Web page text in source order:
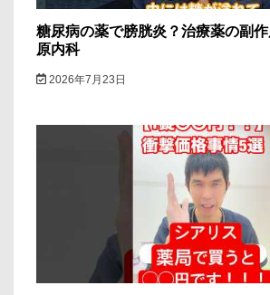
糖尿病の薬で膀胱炎？治療薬の副
原内科
2026年7月23日